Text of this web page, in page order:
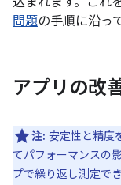
問題の手順に沿っ
アプリの改
注: 安定性と精度
てパフォーマンスの
プで繰り返し測定で